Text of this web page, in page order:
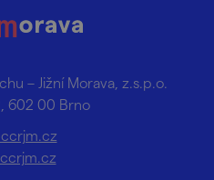
– Jižní Morava, z.s.p.o.
602 00 Brno